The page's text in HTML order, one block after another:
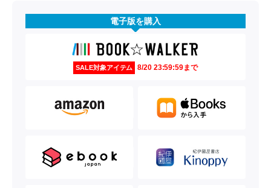
電子版を購入
SALE対象アイテム 8/20 23:59:59まで